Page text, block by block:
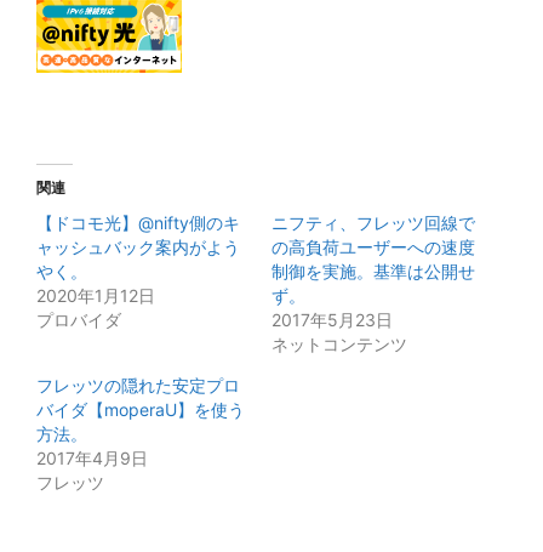
関連
【ドコモ光】@nifty側のキ
ャッシュバック案内がよう
やく。
2020年1月12日
プロバイダ
ニフティ、フレッツ回線で
の高負荷ユーザーへの速度
制御を実施。基準は公開せ
ず。
2017年5月23日
ネットコンテンツ
フレッツの隠れた安定プロ
バイダ【moperaU】を使う
方法。
2017年4月9日
フレッツ